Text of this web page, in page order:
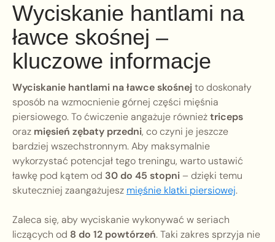
Wyciskanie hantlami na
ławce skośnej –
kluczowe informacje
Wyciskanie hantlami na ławce skośnejto doskonały
sposób na wzmocnienie górnej części mięśnia
piersiowego. To ćwiczenie angażuje równieżtriceps
oraz mięsień zębaty przedni, co czyni je jeszcze
bardziej wszechstronnym. Aby maksymalnie
wykorzystać potencjał tego treningu, warto ustawić
ławkę pod kątem od 30 do 45 stopni– dzięki temu
skuteczniej zaangażujesz mięśnie klatki piersiowej.
Zaleca się, aby wyciskanie wykonywać w seriach
liczących od 8 do 12 powtórzeń. Taki zakres sprzyja nie